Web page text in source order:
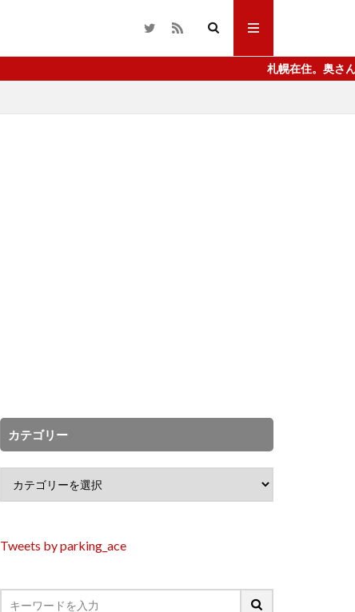
札幌在住。奥さんと小学
カテゴリー
Tweets by parking_ace